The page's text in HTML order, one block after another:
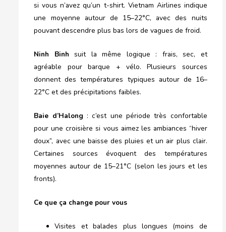
si vous n’avez qu’un t-shirt. Vietnam Airlines indique
une moyenne autour de 15–22°C, avec des nuits
pouvant descendre plus bas lors de vagues de froid.
Ninh Binh suit la même logique : frais, sec, et
agréable pour barque + vélo. Plusieurs sources
donnent des températures typiques autour de 16–
22°C et des précipitations faibles.
Baie d’Halong : c’est une période très confortable
pour une croisière si vous aimez les ambiances “hiver
doux”, avec une baisse des pluies et un air plus clair.
Certaines sources évoquent des températures
moyennes autour de 15–21°C (selon les jours et les
fronts).
Ce que ça change pour vous
Visites et balades plus longues (moins de